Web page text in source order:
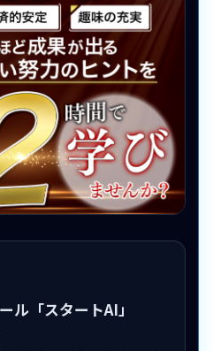
ル「スタートAI」